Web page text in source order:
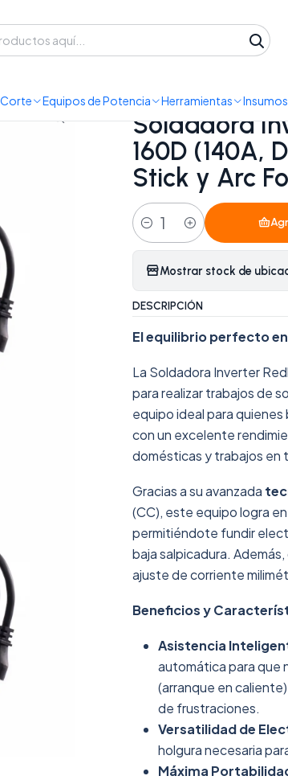
Equipos de Potencia Herramientas
Inverter Portátil Redbo MMA-160D (140A,
|
Soldadora
160D (140A,
Stick y Arc
Cantidad
Mostrar stock de
DESCRIPCIÓN
El equilibrio perfecto
La Soldadora Inverter
para realizar trabajos de
equipo ideal para
con un excelente
domésticas y trabajos en
Gracias a su avanzada
(CC), este equipo logra
permitiéndote fundir
baja salpicadura.
ajuste de corriente
Beneficios y
Asistencia
automática para que
(arranque en
de frustraciones.
Versatilidad de
holgura necesaria
Máxima